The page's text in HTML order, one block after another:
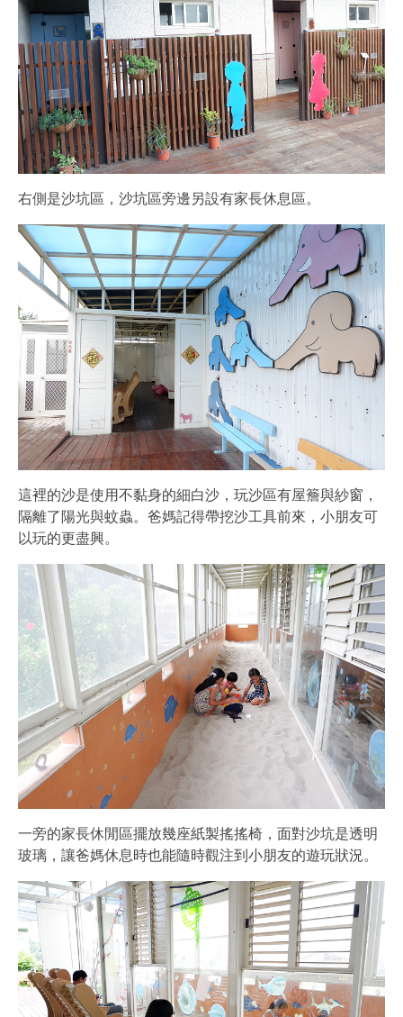
右側是沙坑區，沙坑區旁邊另設有家長休息區。
這裡的沙是使用不黏身的細白沙，玩沙區有屋簷與紗窗，
隔離了陽光與蚊蟲。爸媽記得帶挖沙工具前來，小朋友可
以玩的更盡興。
一旁的家長休閒區擺放幾座紙製搖搖椅，面對沙坑是透明
玻璃，讓爸媽休息時也能隨時觀注到小朋友的遊玩狀況。